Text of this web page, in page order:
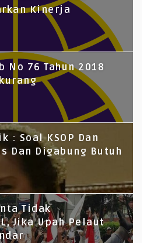
Kinerja
No 76 Tahun 2018
: Soal KSOP Dan
Dan Digabung Butuh
Tidak
Jika Upah Pelaut